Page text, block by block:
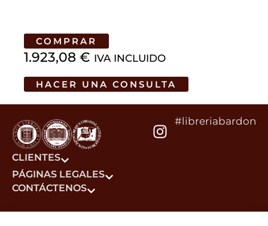
COMPRAR
1.923,08€ IVA INCLUIDO
HACER UNA CONSULTA
#libreriabardon
CLIENTES
PÁGINAS LEGALES
CONTÁCTENOS